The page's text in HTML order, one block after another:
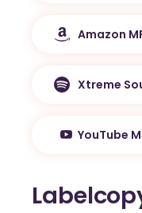
Amazon
Xtreme
YouTube